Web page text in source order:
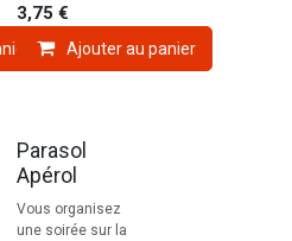
3,75 €
Ajouter au panier
Parasol
Apérol
Vous organisez
une soirée sur la